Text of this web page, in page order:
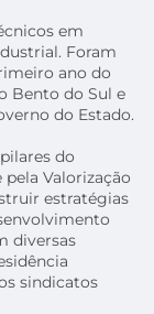
em
Foram
ano do
Bento do Sul e
do Estado.
do
Valorização
estratégias
diversas
sindicatos